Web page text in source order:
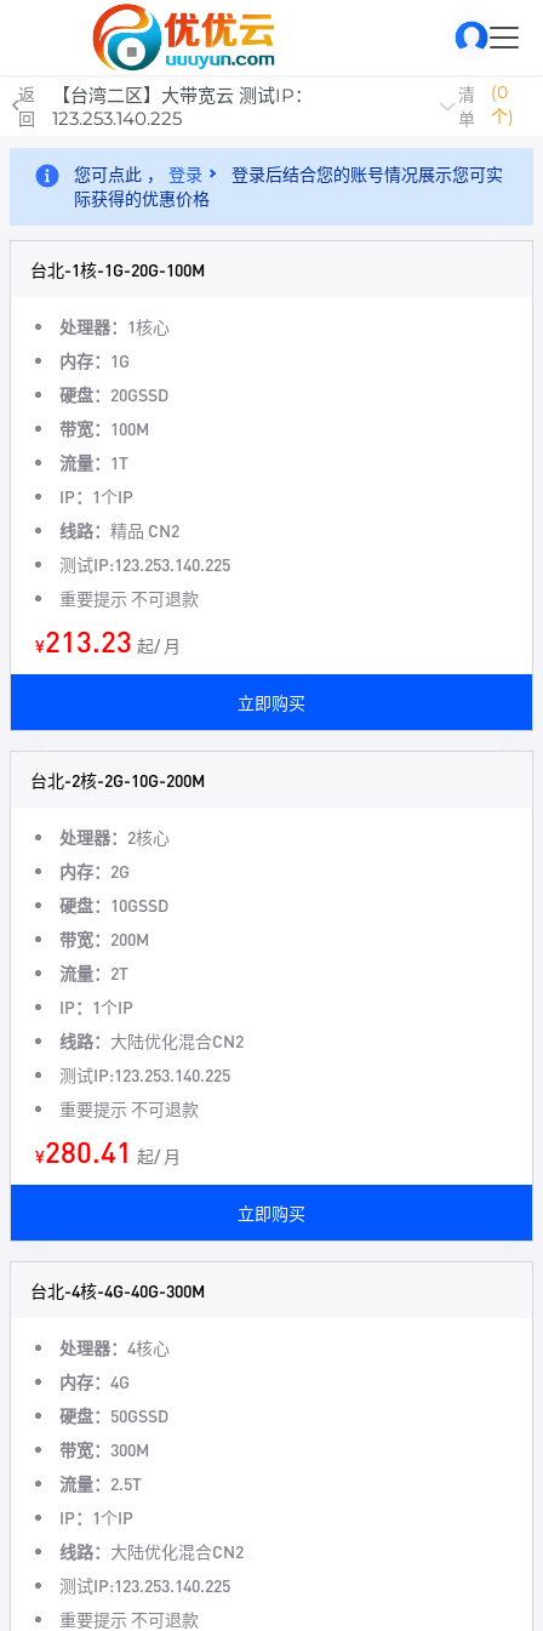
返
回
【台湾二区】大带宽云 测试IP：
123.253.140.225
清
单
(0
个)
您可点此 ， 登录
登录后结合您的账号情况展示您可实
际获得的优惠价格
台北-1核-1G-20G-100M
处理器： 1核心
内存： 1G
硬盘： 20GSSD
带宽： 100M
流量： 1T
IP： 1个IP
线路： 精品 CN2
测试IP:123.253.140.225
重要提示 不可退款
¥213.23 起/ 月
立即购买
台北-2核-2G-10G-200M
处理器： 2核心
内存： 2G
硬盘： 10GSSD
带宽： 200M
流量： 2T
IP： 1个IP
线路： 大陆优化混合CN2
测试IP:123.253.140.225
重要提示 不可退款
¥280.41 起/ 月
立即购买
台北-4核-4G-40G-300M
处理器： 4核心
内存： 4G
硬盘： 50GSSD
带宽： 300M
流量： 2.5T
IP： 1个IP
线路： 大陆优化混合CN2
测试IP:123.253.140.225
重要提示 不可退款